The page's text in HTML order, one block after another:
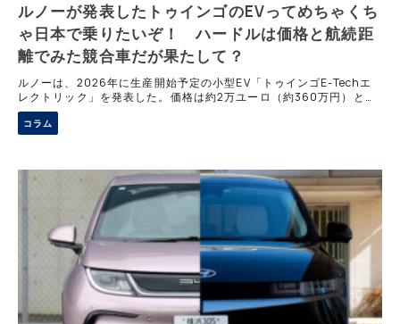
ルノーが発表したトゥインゴのEVってめちゃくち
ゃ日本で乗りたいぞ！ ハードルは価格と航続距
離でみた競合車だが果たして？
ルノーは、2026年に生産開始予定の小型EV「トゥインゴE-Techエ
レクトリック」を発表した。価格は約2万ユーロ（約360万円）とさ
れ、欧州メーカーが本格的に投入する手の届くEVとして注目されて
いる。中国EVの価格攻勢を背景に、欧州がようやく大衆EV市場に踏
み出した格好だ。
コラム